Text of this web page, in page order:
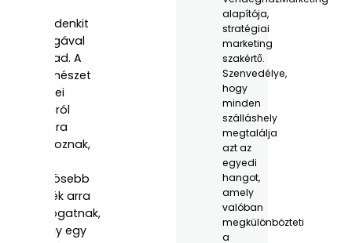
mindenkit
magával
ragad. A
természet
színei
napról
napra
változnak,
hűvösebb
esték arra
hívogatnak,
hogy egy
alapítója,
stratégiai
marketing
szakértő.
Szenvedélye,
hogy
minden
szálláshely
megtalálja
azt az
egyedi
hangot,
amely
valóban
megkülönbözteti
a